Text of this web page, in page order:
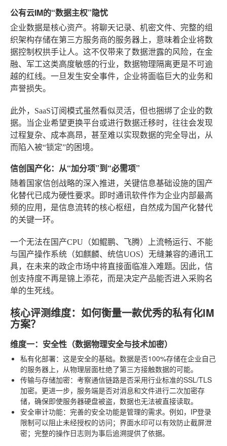
公有云IM的“数据主权”隐忧
企业数据是核心资产。将聊天记录、机密文件、完整的组
织架构存储在第三方服务商的服务器上，意味着企业将数
据控制权拱手让人。这不仅带来了数据泄露的风险，在金
融、军工这类高度敏感的行业，数据物理隔离更是不可逾
越的红线。一旦发生安全事件，企业将面临巨大的业务和
声誉损失。
此外，SaaS订阅模式虽然看似灵活，但也捆绑了企业的数
据。当企业希望更换平台或进行数据迁移时，往往会发现
过程复杂、成本高昂，甚至难以实现数据的完全导出，从
而陷入被“锁定”的困境。
信创国产化：从“加分项”到“必需项”
随着国家信创战略的深入推进，关键信息基础设施的国产
化替代已成为硬性要求。即时通讯软件作为企业内部最高
频的应用，是信息流转的核心枢纽，自然成为国产化替代
的关键一环。
一个无法在国产CPU（如鲲鹏、飞腾）上流畅运行、不能
与国产操作系统（如麒麟、统信UOS）无缝兼容的通讯工
具，在未来的政企市场中将直接面临准入难题。因此，信
创支持度不再是锦上添花，而是决定产品能否进入采购名
单的生死线。
核心评测维度：如何衡量一款优秀的私有化IM
方案？
维度一：安全性（数据物理安全与技术加密）
私有化部署：这是安全的基础。数据是否100%存储在企业自己
的服务器上，从物理层面杜绝了第三方接触数据的可能。
传输与存储加密：考察通信链路是否采用行业标准的SSL/TLS
加密。更进一步，服务端是否对消息和文件进行二次加密存
储，确保即使服务器硬盘被盗，数据也无法被直接读取。
安全审计功能：完善的安全功能是管理的需求。例如，IP登录
限制可以阻止未经授权的访问；界面水印可以有效防止截屏泄
密；完整的操作日志则为事后追溯提供了依据。